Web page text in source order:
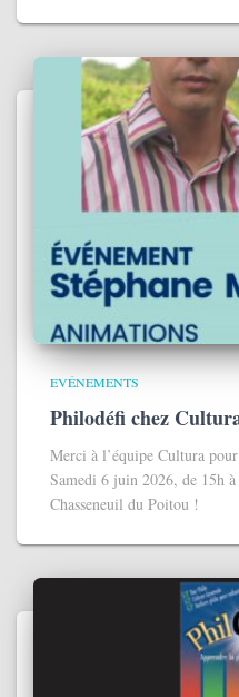
EVÉNEMENTS
Philodéfi chez
Merci à l’équipe Cultura
Samedi 6 juin 2026, de 15h
Chasseneuil du Poitou !